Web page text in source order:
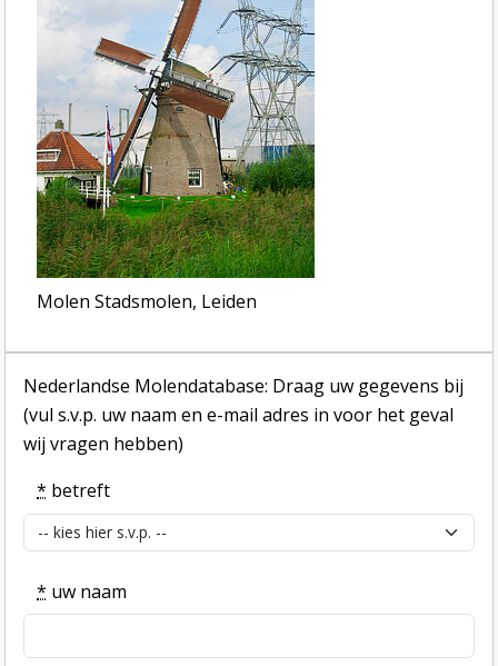
Molen Stadsmolen, Leiden
Nederlandse Molendatabase: Draag uw gegevens bij
(vul s.v.p. uw naam en e-mail adres in voor het geval
wij vragen hebben)
* betreft
* uw naam